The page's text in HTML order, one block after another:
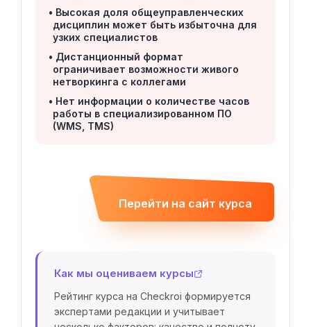
Высокая доля общеуправленческих
дисциплин может быть избыточна для
узких специалистов
Дистанционный формат
ограничивает возможности живого
нетворкинга с коллегами
Нет информации о количестве часов
работы в специализированном ПО
(WMS, TMS)
Перейти на сайт курса
Как мы оцениваем курсы
Рейтинг курса на Checkroi формируется
экспертами редакции и учитывает